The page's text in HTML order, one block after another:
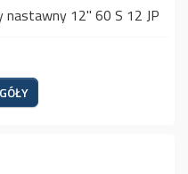
nastawny 12" 60 S 12 JP